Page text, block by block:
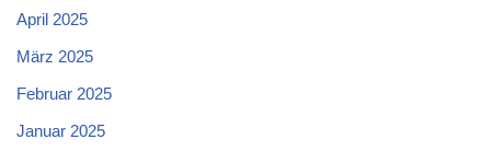
April 2025
März 2025
Februar 2025
Januar 2025